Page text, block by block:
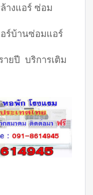
างแอร์ ซ่อม
ร์บ้านซ่อมแอร์
ายปี บริการเติม